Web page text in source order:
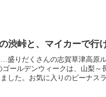
渋峠と、マイカーで行
盛りだくさんの志賀草津高原
ールデンウィークは、山梨～
した。お気に入りのビーナスラ